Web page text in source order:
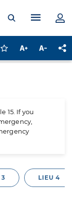
Ouvrir laMenu
Connectez-vous
Augmenter la
15. If you
3 LIEU 4